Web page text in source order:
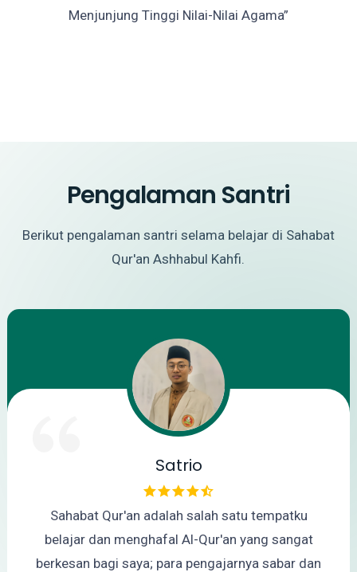
Menjunjung Tinggi Nilai-Nilai Agama”
Pengalaman Santri
Berikut pengalaman santri selama belajar di Sahabat
Qur'an Ashhabul Kahfi.
Satrio
Sahabat Qur'an adalah salah satu tempatku
belajar dan menghafal Al-Qur'an yang sangat
berkesan bagi saya; para pengajarnya sabar dan